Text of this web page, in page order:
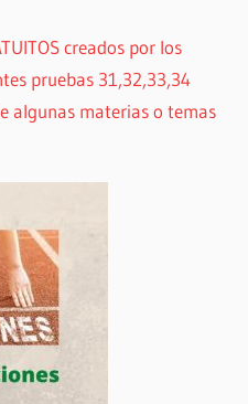
creados por los
pruebas 31,32,33,34
algunas materias o temas